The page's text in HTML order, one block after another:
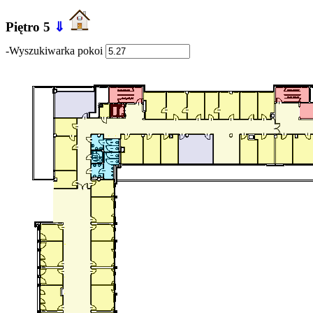
Piętro 5 ⇓
-Wyszukiwarka pokoi